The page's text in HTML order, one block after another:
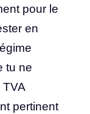
pour le
en
tu ne
pertinent